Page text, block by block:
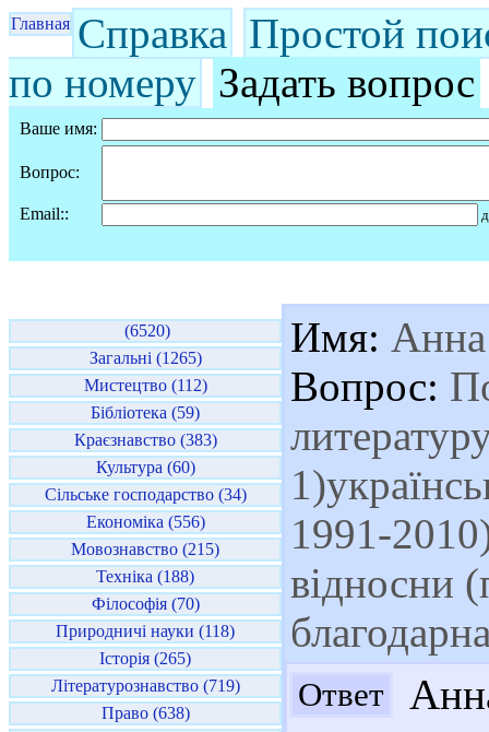
Главная Справка Простой
по номеру Задать вопрос
Ваше имя:
Вопрос:
Email::
(6520)
Загальні (1265)
Мистецтво (112)
Бібліотека (59)
Краєзнавство (383)
Культура (60)
Сільське господарство (34)
Економіка (556)
Мовознавство (215)
Техніка (188)
Філософія (70)
Природничі науки (118)
Історія (265)
Літературознавство (719)
Право (638)
Имя:
Вопрос:
1991-
відносни
Ответ